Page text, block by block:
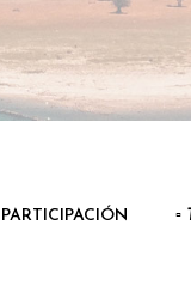
PARTICIPACIÓN ▫️